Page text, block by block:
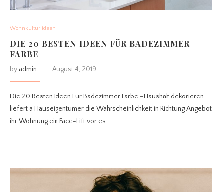
Wohnkultur ideen
DIE 20 BESTEN IDEEN FÜR BADEZIMMER
FARBE
by admin August 4, 2019
Die 20 Besten Ideen Für Badezimmer Farbe –Haushalt dekorieren
liefert a Hauseigentümer die Wahrscheinlichkeit in Richtung Angebot
ihr Wohnung ein Face-Lift vor es…